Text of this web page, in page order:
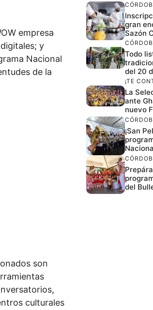
empresa
y
Nacional
de la
son
culturales
gran
Sazón
Todo
del 20
¡TE
La
ante
nuevo
¡San
del